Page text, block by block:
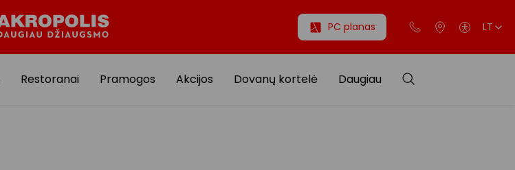
PC planas LT
Restoranai Pramogos Akcijos Dovanų kortelė Daugiau